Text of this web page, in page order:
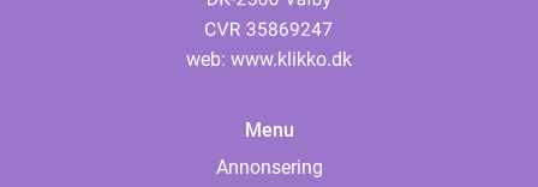
web: www.klikko.dk
Menu
Annonsering